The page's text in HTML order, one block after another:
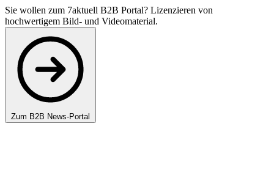
Sie wollen zum 7aktuell B2B Portal? Lizenzieren von
hochwertigem Bild- und Videomaterial.
Zum B2B News-Portal